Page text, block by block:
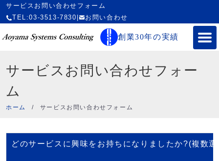
サービスお問い合わせフォーム
TEL:03-3513-7830
お問い合わせ
創業30年の実績
サービスお問い合わせフォー
ム
ホーム / サービスお問い合わせフォーム
どのサービスに興味をお持ちになりましたか?(複数